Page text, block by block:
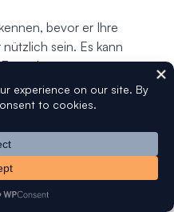
bevor er Ihre
sein. Es kann
an
zu platzieren, um
zeigt den Weg,
sie ein Formular